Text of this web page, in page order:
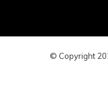
© Copyright